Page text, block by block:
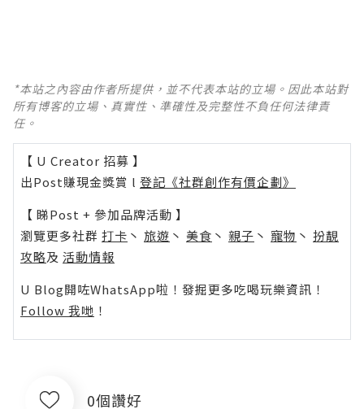
*本站之內容由作者所提供，並不代表本站的立場。因此本站對
所有博客的立場、真實性、準確性及完整性不負任何法律責
任。
【 U Creator 招募 】
出Post賺現金獎賞 l 登記《社群創作有價企劃》
【 睇Post + 參加品牌活動 】
瀏覽更多社群 打卡 丶 旅遊 丶 美食 丶 親子 丶 寵物 丶 扮靚
攻略及 活動情報
U Blog開咗WhatsApp啦！發掘更多吃喝玩樂資訊！
Follow 我哋 ！
0個讚好